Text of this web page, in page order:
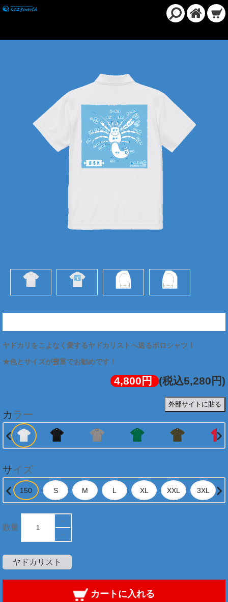
ヤドカリをこよなく愛するヤドカリストへ送るポロシャツ！
★色とサイズが豊富でお勧めです！
4,800円 (税込5,280円)
外部サイトに貼る
カラー
サイズ
数量
ヤドカリスト
カートに入れる